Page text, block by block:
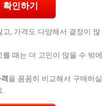
인하기
, 가격도 다양해서 결정이 많
를 때는 더 고민이 많을 수 밖에
을 꼼꼼히 비교해서 구매하실
.